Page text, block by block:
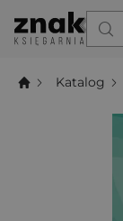
Katalog